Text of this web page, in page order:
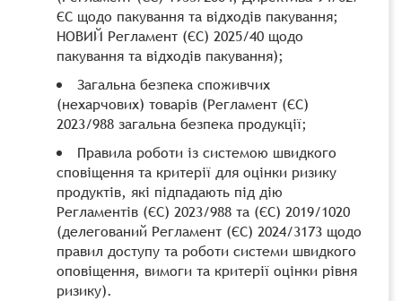
ЄС щодо пакування та відходів пакування;
НОВИЙ Регламент (ЄС) 2025/40 щодо
пакування та відходів пакування);
Загальна безпека споживчих
(нехарчових) товарів (Регламент (ЄС)
2023/988 загальна безпека продукції;
Правила роботи із системою швидкого
сповіщення та критерії для оцінки ризику
продуктів, які підпадають під дію
Регламентів (ЄС) 2023/988 та (ЄС) 2019/1020
(делегований Регламент (ЄС) 2024/3173 щодо
правил доступу та роботи системи швидкого
оповіщення, вимоги та критерії оцінки рівня
ризику).